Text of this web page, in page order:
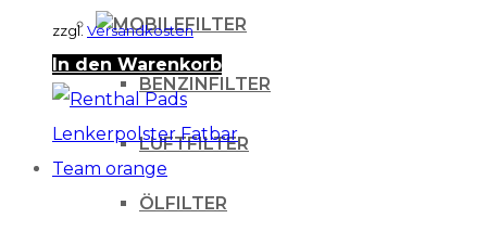
FILTER
BENZINFILTER
LUFTFILTER
ÖLFILTER
zzgl.Versandkosten
In den Warenkorb